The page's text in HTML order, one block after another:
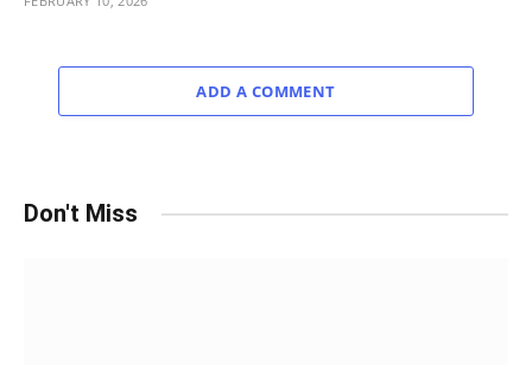
ADD A COMMENT
Don't Miss